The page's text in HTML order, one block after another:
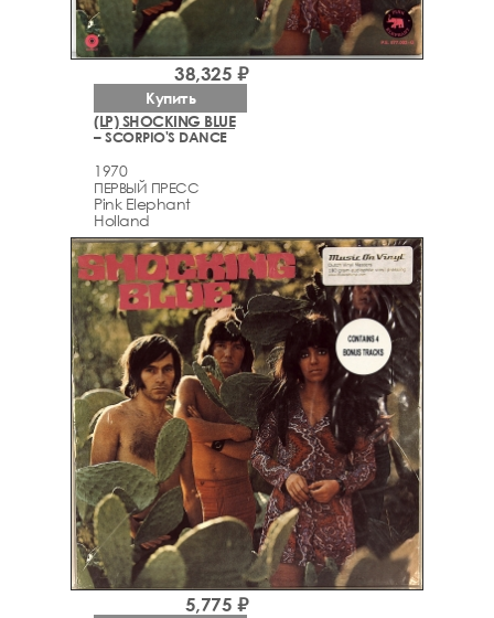
(LP) SHOCKING BLUE
– SCORPIO'S DANCE
1970
ПЕРВЫЙ ПРЕСС
Pink Elephant
Holland
38,325 ₽
Купить
5,775 ₽